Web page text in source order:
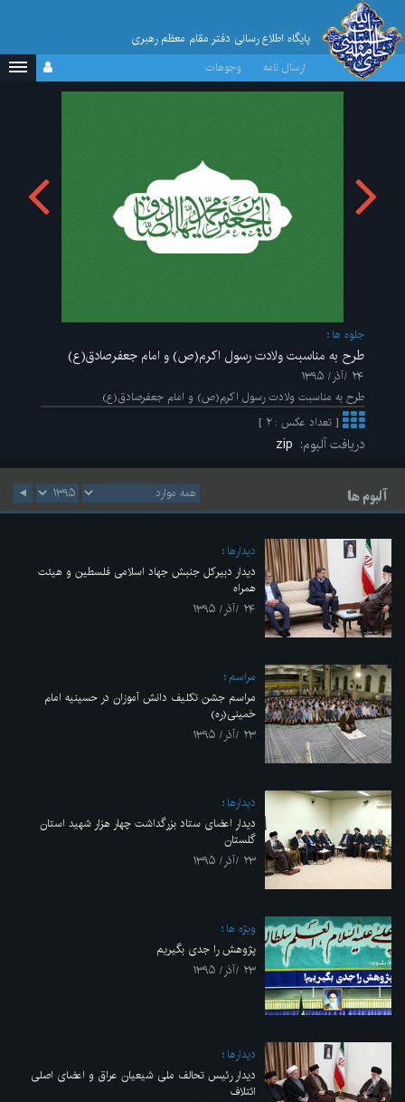
پایگاه اطلاع رسانی دفتر مقام معظم رهبری
ارسال نامه
وجوهات
جلوه ها
طرح به مناسبت ولادت رسول اکرم(ص) و امام جعفرصادق(ع)
۲۴ /آذر/ ۱۳۹۵
طرح به مناسبت ولادت رسول اکرم(ص) و امام جعفرصادق(ع)
[ تعداد عکس : ۲ ]
دریافت آلبوم:
آلبوم ها
ديدارها
دیدار دبیرکل جنبش جهاد اسلامی فلسطین و هیئت
همراه
۲۴ /آذر/ ۱۳۹۵
مراسم
مراسم جشن تکلیف دانش آموزان در حسینیه امام
خمینی(ره)
۲۳ /آذر/ ۱۳۹۵
ديدارها
دیدار اعضای ستاد بزرگداشت چهار هزار شهید استان
گلستان
۲۳ /آذر/ ۱۳۹۵
ویژه ها
پژوهش را جدی بگیریم
۲۳ /آذر/ ۱۳۹۵
ديدارها
دیدار رئیس تحالف ملی شیعیان عراق و اعضای اصلی
ائتلاف